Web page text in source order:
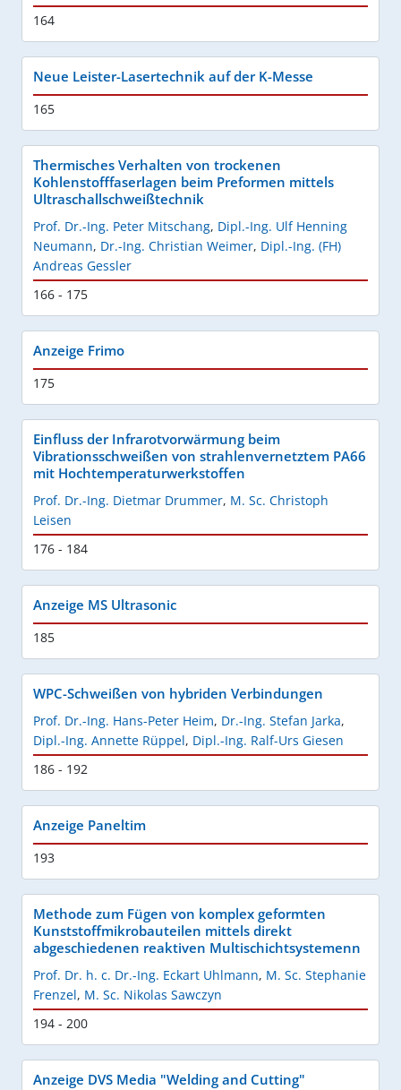
164
Neue Leister-Lasertechnik auf der K-Messe
165
Thermisches Verhalten von trockenen
Kohlenstofffaserlagen beim Preformen mittels
Ultraschallschweißtechnik
Prof. Dr.-Ing. Peter Mitschang, Dipl.-Ing. Ulf Henning
Neumann, Dr.-Ing. Christian Weimer, Dipl.-Ing. (FH)
Andreas Gessler
166 - 175
Anzeige Frimo
175
Einfluss der Infrarotvorwärmung beim
Vibrationsschweißen von strahlenvernetztem PA66
mit Hochtemperaturwerkstoffen
Prof. Dr.-Ing. Dietmar Drummer, M. Sc. Christoph
Leisen
176 - 184
Anzeige MS Ultrasonic
185
WPC-Schweißen von hybriden Verbindungen
Prof. Dr.-Ing. Hans-Peter Heim, Dr.-Ing. Stefan Jarka,
Dipl.-Ing. Annette Rüppel, Dipl.-Ing. Ralf-Urs Giesen
186 - 192
Anzeige Paneltim
193
Methode zum Fügen von komplex geformten
Kunststoffmikrobauteilen mittels direkt
abgeschiedenen reaktiven Multischichtsystemenn
Prof. Dr. h. c. Dr.-Ing. Eckart Uhlmann, M. Sc. Stephanie
Frenzel, M. Sc. Nikolas Sawczyn
194 - 200
Anzeige DVS Media "Welding and Cutting"